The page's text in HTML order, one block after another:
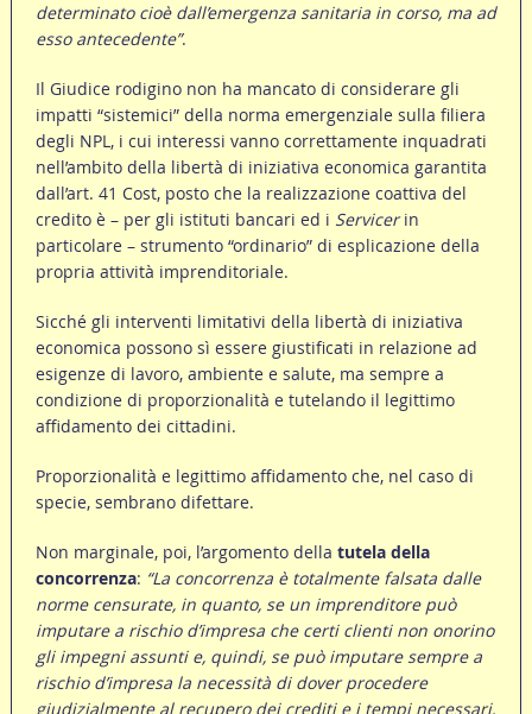
determinato cioè dall’emergenza sanitaria in corso, ma ad
esso antecedente”.
Il Giudice rodigino non ha mancato di considerare gli
impatti “sistemici” della norma emergenziale sulla filiera
degli NPL, i cui interessi vanno correttamente inquadrati
nell’ambito della libertà di iniziativa economica garantita
dall’art. 41 Cost, posto che la realizzazione coattiva del
credito è – per gli istituti bancari ed i Servicerin
particolare – strumento “ordinario” di esplicazione della
propria attività imprenditoriale.
Sicché gli interventi limitativi della libertà di iniziativa
economica possono sì essere giustificati in relazione ad
esigenze di lavoro, ambiente e salute, ma sempre a
condizione di proporzionalità e tutelando il legittimo
affidamento dei cittadini.
Proporzionalità e legittimo affidamento che, nel caso di
specie, sembrano difettare.
Non marginale, poi, l’argomento della tutela della
concorrenza: “La concorrenza è totalmente falsata dalle
norme censurate, in quanto, se un imprenditore può
imputare a rischio d’impresa che certi clienti non onorino
gli impegni assunti e, quindi, se può imputare sempre a
rischio d’impresa la necessità di dover procedere
giudizialmente al recupero dei crediti e i tempi necessari,